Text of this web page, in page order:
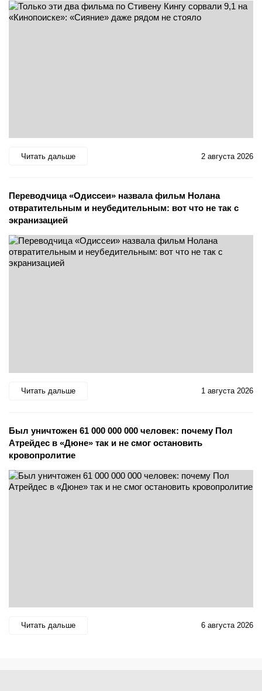
Читать дальше 2 августа 2026
Переводчица «Одиссеи» назвала фильм Нолана
отвратительным и неубедительным: вот что не так с
экранизацией
Читать дальше 1 августа 2026
Был уничтожен 61 000 000 000 человек: почему Пол
Атрейдес в «Дюне» так и не смог остановить
кровопролитие
Читать дальше 6 августа 2026